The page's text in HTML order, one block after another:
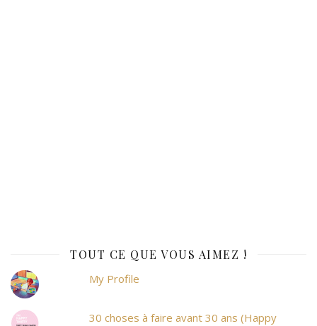
TOUT CE QUE VOUS AIMEZ !
My Profile
30 choses à faire avant 30 ans (Happy